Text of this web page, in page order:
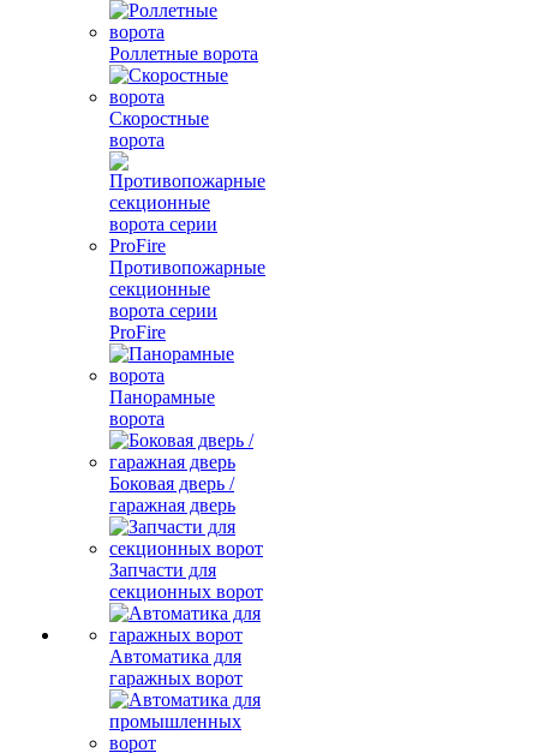
Роллетные ворота
Скоростные
ворота
Противопожарные
секционные
ворота серии
ProFire
Панорамные
ворота
Боковая дверь /
гаражная дверь
Запчасти для
секционных ворот
Автоматика для
гаражных ворот